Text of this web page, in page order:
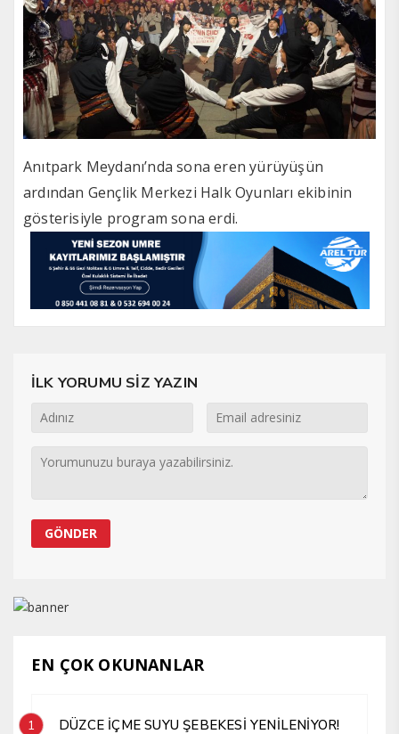
Anıtpark Meydanı’nda sona eren yürüyüşün
ardından Gençlik Merkezi Halk Oyunları ekibinin
gösterisiyle program sona erdi.
İLK YORUMU SİZ YAZIN
EN ÇOK OKUNANLAR
1 DÜZCE İÇME SUYU ŞEBEKESİ YENİLENİYOR!